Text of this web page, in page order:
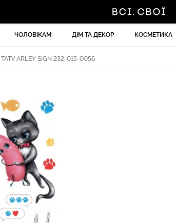
ЧОЛОВІКАМ ДІМ ТА ДЕКОР КОСМЕТИКА
ТАТУ ARLEY SIGN 232-015-0056